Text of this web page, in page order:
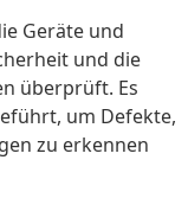
Geräte und
und die
überprüft. Es
um Defekte,
zu erkennen